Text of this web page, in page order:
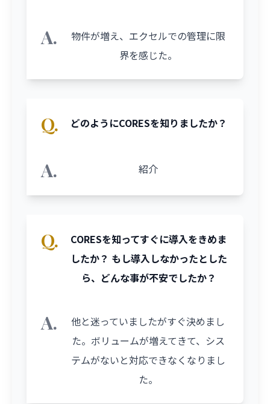
A.
物件が増え、エクセルでの管理に限
界を感じた。
Q. どのようにCORESを知りましたか？
A. 紹介
Q.
CORESを知ってすぐに導入をきめま
したか？ もし導入しなかったとした
ら、どんな事が不安でしたか？
A.
他と迷っていましたがすぐ決めまし
た。ボリュームが増えてきて、シス
テムがないと対応できなくなりまし
た。